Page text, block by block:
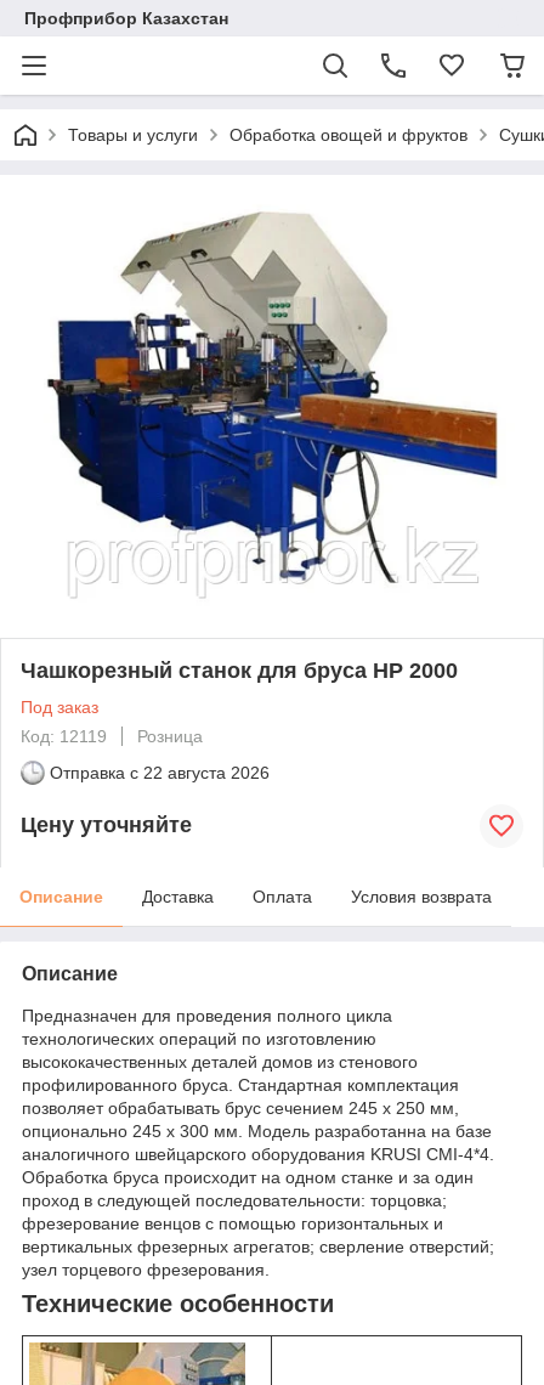
Профприбор Казахстан
Товары и услуги Обработка овощей и фруктов
Чашкорезный станок для бруса HP 2000
Под заказ
Код: 12119
Розница
Отправка с 22 августа 2026
Цену уточняйте
Описание Доставка Оплата Условия возврата
Описание
Предназначен для проведения полного цикла
технологических операций по изготовлению
высококачественных деталей домов из стенового
профилированного бруса. Стандартная комплектация
позволяет обрабатывать брус сечением 245 х 250 мм,
опционально 245 х 300 мм. Модель разработанна на базе
аналогичного швейцарского оборудования KRUSI СМI-4*4.
Обработка бруса происходит на одном станке и за один
проход в следующей последовательности: торцовка;
фрезерование венцов с помощью горизонтальных и
вертикальных фрезерных агрегатов; сверление отверстий;
узел торцевого фрезерования.
Технические особенности